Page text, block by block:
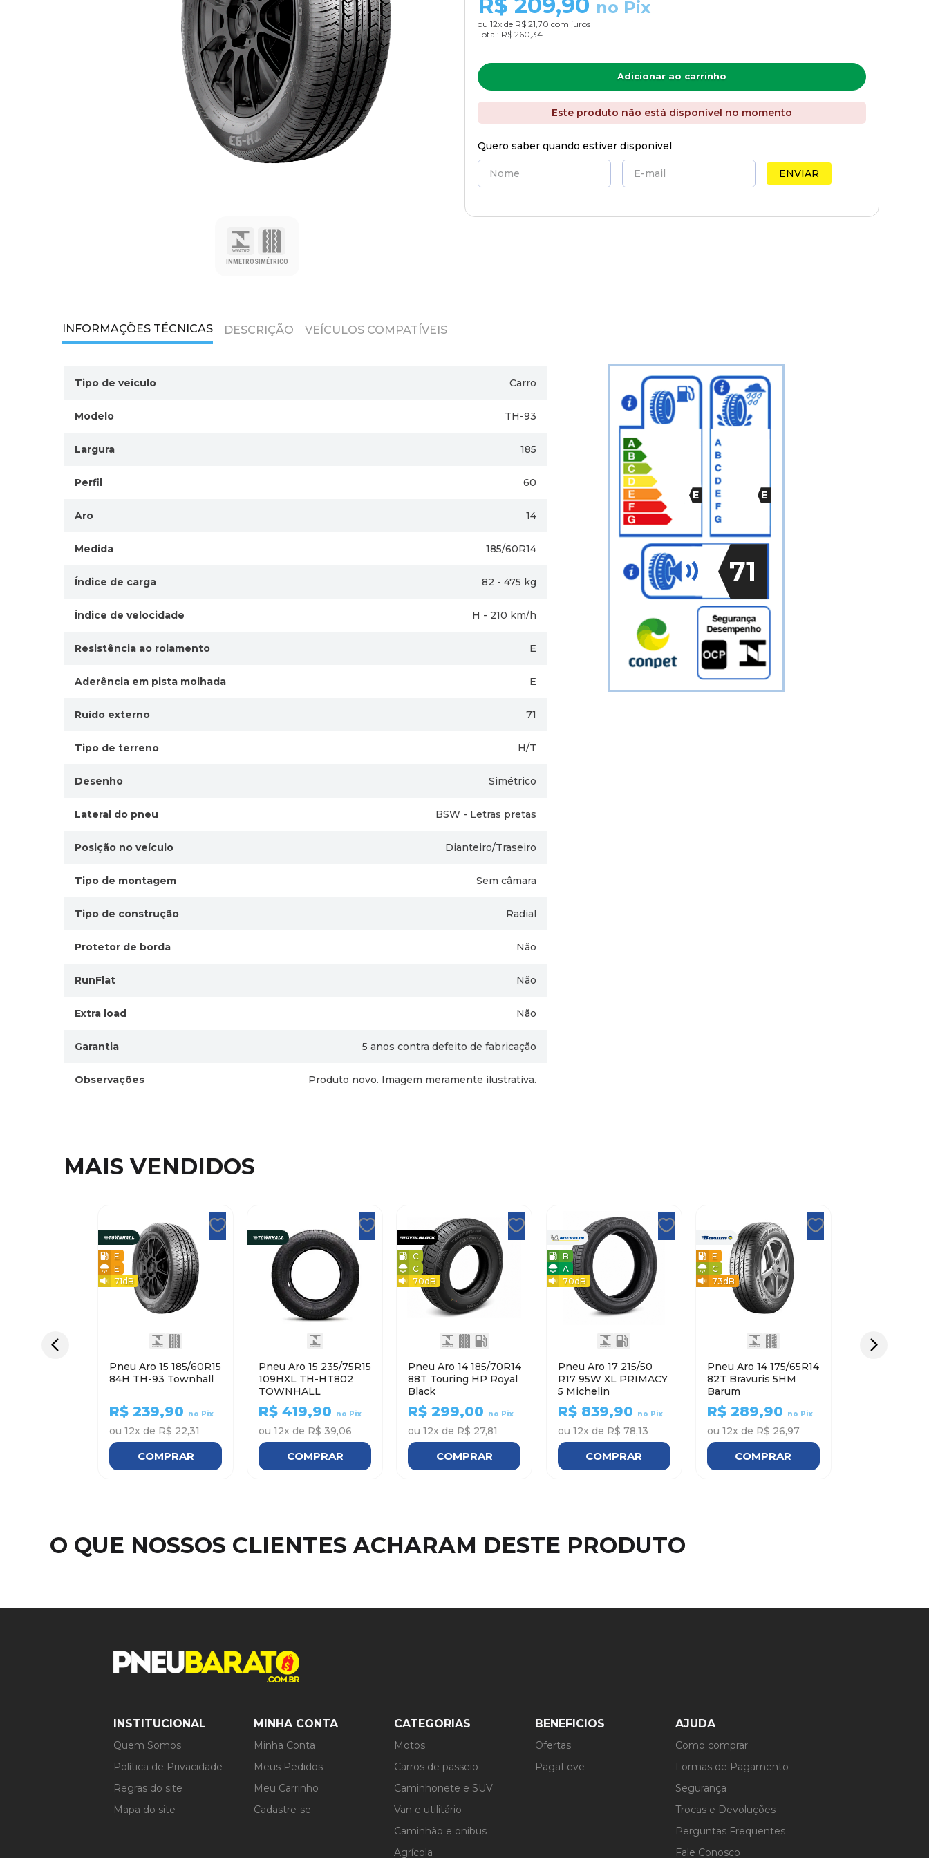
INMETROSIMÉTRICO
no Pix
ou 12x de R$ 21,70 com juros
Total: R$ 260,34
Adicionar ao carrinho
Este produto não está disponível no momento
Quero saber quando estiver disponível
ENVIAR
INFORMAÇÕES TÉCNICAS DESCRIÇÃO VEÍCULOS COMPATÍVEIS
Tipo de veículo Carro
Modelo TH-93
Largura 185
Perfil 60
Aro 14
Medida 185/60R14
Índice de carga 82 - 475 kg
Índice de velocidade H - 210 km/h
Resistência ao rolamento E
Aderência em pista molhada E
Ruído externo 71
Tipo de terreno H/T
Desenho Simétrico
Lateral do pneu BSW - Letras pretas
Posição no veículo Dianteiro/Traseiro
Tipo de montagem Sem câmara
Tipo de construção Radial
Protetor de borda Não
RunFlat Não
Extra load Não
Garantia 5 anos contra defeito de fabricação
Observações Produto novo. Imagem meramente ilustrativa.
E
E
71
MAIS VENDIDOS
E
E
71dB
Pneu Aro 15 185/60R15
84H TH-93 Townhall
R$239,90 no Pix
ou 12x de R$ 22,31
COMPRAR
Pneu Aro 15 235/75R15
109HXL TH-HT802
TOWNHALL
R$419,90 no Pix
ou 12x de R$ 39,06
COMPRAR
C
C
70dB
Pneu Aro 14 185/70R14
88T Touring HP Royal
Black
R$299,00 no Pix
ou 12x de R$ 27,81
COMPRAR
B
A
70dB
Pneu Aro 17 215/50
R17 95W XL PRIMACY
5 Michelin
R$ 839,90 no Pix
ou 12x de R$ 78,13
COMPRAR
E
C
73dB
Pneu Aro 14 175/65R14
82T Bravuris 5HM
Barum
R$ 289,90 no Pix
ou 12x de R$ 26,97
COMPRAR
O QUE NOSSOS CLIENTES ACHARAM DESTE PRODUTO
INSTITUCIONAL
Quem Somos
Política de Privacidade
Regras do site
Mapa do site
MINHA CONTA
Minha Conta
Meus Pedidos
Meu Carrinho
Cadastre-se
CATEGORIAS
Motos
Carros de passeio
Caminhonete e SUV
Van e utilitário
Caminhão e onibus
Agrícola
BENEFICIOS
Ofertas
PagaLeve
AJUDA
Como comprar
Formas de Pagamento
Segurança
Trocas e Devoluções
Perguntas Frequentes
Fale Conosco